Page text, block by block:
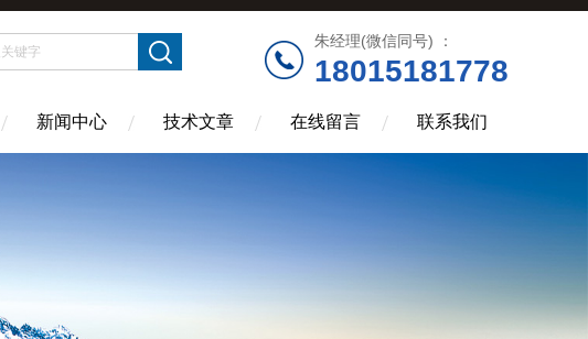
朱经理(微信同号) ：
18015181778
新闻中心 技术文章 在线留言 联系我们